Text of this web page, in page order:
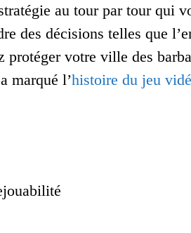
au tour par tour qui
des décisions telles que
votre ville des
marqué l’histoire du jeu